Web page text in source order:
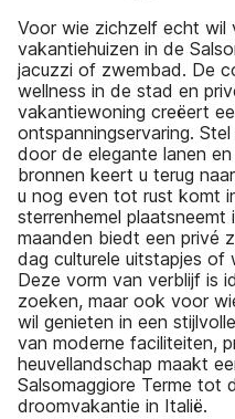
Voor wie zichzelf echt wil
vakantiehuizen in de
jacuzzi of zwembad. De
wellness in de stad en
vakantiewoning creëert
ontspanningservaring.
door de elegante lanen
bronnen keert u terug
u nog even tot rust komt
sterrenhemel
maanden biedt een privé
dag culturele uitstapjes of
Deze vorm van verblijf is
zoeken, maar ook voor
wil genieten in een
van moderne faciliteiten,
heuvellandschap maakt
Salsomaggiore Terme tot
droomvakantie in Italië.